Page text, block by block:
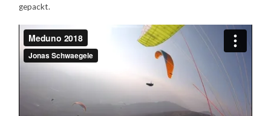
gepackt.